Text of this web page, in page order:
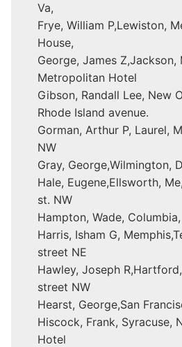
Va,
Frye, William P,Lewiston,
House,
George, James Z,Jackson,
Metropolitan Hotel
Gibson, Randall Lee, New
Rhode Island avenue.
Gorman, Arthur P, Laurel,
NW
Gray, George,Wilmington,
Hale, Eugene,Ellsworth,
st. NW
Hampton, Wade, Columbia,
Harris, Isham G,
street NE
Hawley, Joseph
street NW
Hearst, George,San
Hiscock, Frank, Syracuse,
Hotel